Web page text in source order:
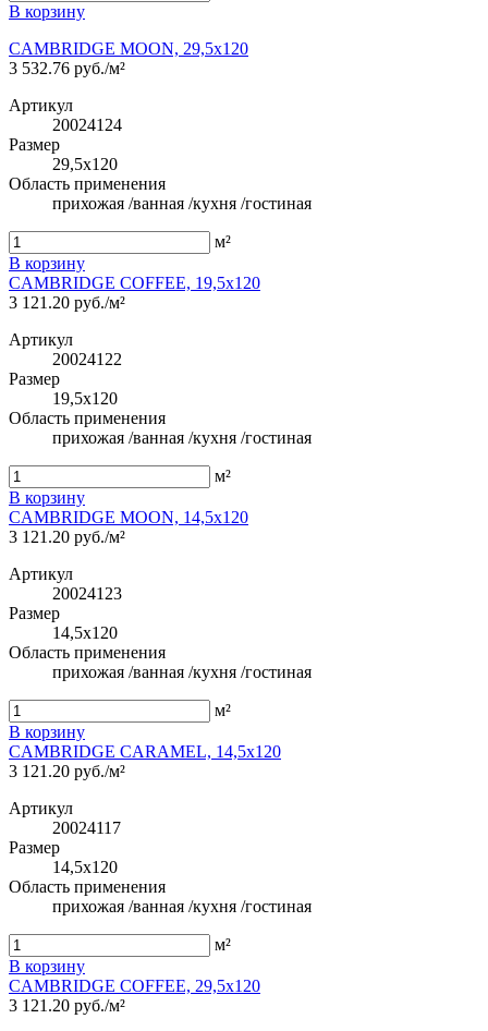
В корзину
CAMBRIDGE MOON, 29,5x120
3 532.76 руб./м²
Артикул
20024124
Размер
29,5x120
Область применения
прихожая /ванная /кухня /гостиная
м²
В корзину
CAMBRIDGE COFFEE, 19,5x120
3 121.20 руб./м²
Артикул
20024122
Размер
19,5x120
Область применения
прихожая /ванная /кухня /гостиная
м²
В корзину
CAMBRIDGE MOON, 14,5x120
3 121.20 руб./м²
Артикул
20024123
Размер
14,5x120
Область применения
прихожая /ванная /кухня /гостиная
м²
В корзину
CAMBRIDGE CARAMEL, 14,5x120
3 121.20 руб./м²
Артикул
20024117
Размер
14,5x120
Область применения
прихожая /ванная /кухня /гостиная
м²
В корзину
CAMBRIDGE COFFEE, 29,5x120
3 121.20 руб./м²